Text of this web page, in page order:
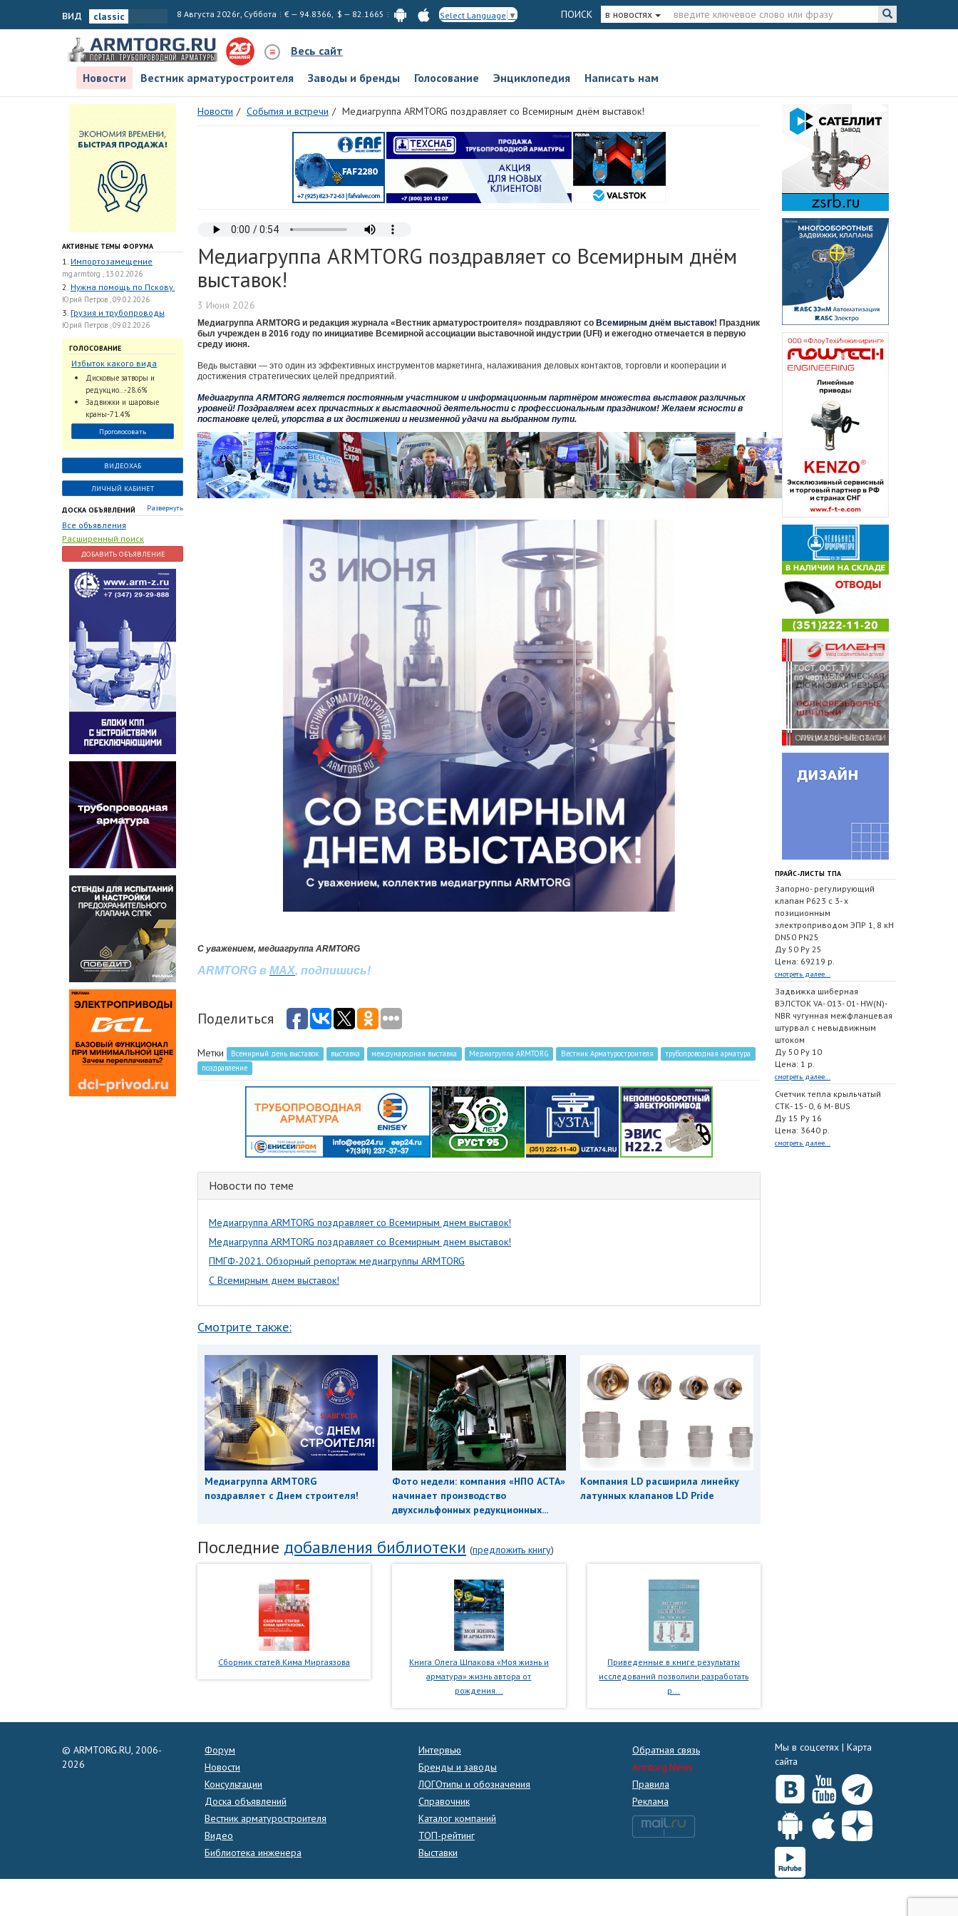
вид 8 Августа 2026г, Суббота € — 94.8366, $ — 82.1665 Select Language ▼ ПОИСК в новостях
Весь сайт
Новости
Вестник арматуростроителя Заводы и бренды Голосование Энциклопедия Написать нам
АКТИВНЫЕ ТЕМЫ ФОРУМА
1. Импортозамещение
mg.armtorg , 13.02.2026
2. Нужна помощь по Пскову.
Юрий Петров , 09.02.2026
3. Грузия и трубопроводы
Юрий Петров , 09.02.2026
ГОЛОСОВАНИЕ
Избыток какого вида
трубопроводной
арматуры наблюдается
на Российском рынке с
2024 по 2026 годы?
Дисковые затворы и
редукцио...-28.6%
Задвижки и шаровые
краны-71.4%
Проголосовать
ВИДЕОХАБ
ЛИЧНЫЙ КАБИНЕТ
ДОСКА ОБЪЯВЛЕНИЙ Развернуть
Все объявления
Расширенный поиск
ДОБАВИТЬ ОБЪЯВЛЕНИЕ
Новости События и встречи Медиагруппа ARMTORG поздравляет со Всемирным днём выставок!
Медиагруппа ARMTORG поздравляет со Всемирным днём
выставок!
3 Июня 2026
Медиагруппа ARMTORG и редакция журнала «Вестник арматуростроителя» поздравляют со Всемирным днём выставок! Праздник
был учрежден в 2016 году по инициативе Всемирной ассоциации выставочной индустрии (UFI) и ежегодно отмечается в первую
среду июня.
Ведь выставки — это один из эффективных инструментов маркетинга, налаживания деловых контактов, торговли и кооперации и
достижения стратегических целей предприятий.
Медиагруппа ARMTORG является постоянным участником и информационным партнёром множества выставок различных
уровней! Поздравляем всех причастных к выставочной деятельности с профессиональным праздником! Желаем ясности в
постановке целей, упорства в их достижении и неизменной удачи на выбранном пути.
С уважением, медиагруппа ARMTORG
ARMTORG в MAX, подпишись!
Поделиться
Метки Всемирный день выставок выставка международная выставка Медиагруппа ARMTORG Вестник Арматуростроителя
трубопроводная арматура
поздравление
Новости по теме
Медиагруппа ARMTORG поздравляет со Всемирным днем выставок!
Медиагруппа ARMTORG поздравляет со Всемирным днем выставок!
ПМГФ-2021. Обзорный репортаж медиагруппы ARMTORG
С Всемирным днем выставок!
Смотрите также:
Медиагруппа ARMTORG
поздравляет с Днем строителя!
Фото недели: компания «НПО АСТА»
начинает производство
двухсильфонных редукционных...
Компания LD расширила линейку
латунных клапанов LD Pride
Последние добавления библиотеки (предложить книгу)
Сборник статей Кима Миргаязова
Книга Олега Шпакова «Моя жизнь и
арматура» жизнь автора от
рождения...
Приведенные в книге результаты
исследований позволили разработать
р...
ПРАЙС-ЛИСТЫ ТПА
Запорно- регулирующий
клапан Р623 с 3- х
позиционным
электроприводом ЭПР 1, 8 кН
DN50 PN25
Ду 50 Ру 25
Цена: 69219 р.
смотреть далее...
Задвижка шиберная
ВЭЛСТОК VA- 013- 01- HW(N)-
NBR чугунная межфланцевая
штурвал с невыдвижным
штоком
Ду 50 Ру 10
Цена: 1 р.
смотреть далее...
Счетчик тепла крыльчатый
СТК- 15- 0, 6 M- BUS
Ду 15 Ру 16
Цена: 3640 р.
смотреть далее...
© ARMTORG.RU, 2006-
2026
Форум
Новости
Консультации
Доска объявлений
Вестник арматуростроителя
Видео
Библиотека инженера
Интервью
Бренды и заводы
ЛОГОтипы и обозначения
Справочник
Каталог компаний
ТОП-рейтинг
Выставки
Обратная связь
Armtorg.News
Правила
Реклама
Мы в соцсетях | Карта
сайта